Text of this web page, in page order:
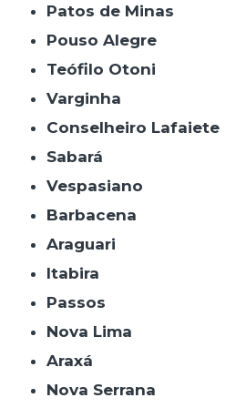
Patos de Minas
Pouso Alegre
Teófilo Otoni
Varginha
Conselheiro Lafaiete
Sabará
Vespasiano
Barbacena
Araguari
Itabira
Passos
Nova Lima
Araxá
Nova Serrana